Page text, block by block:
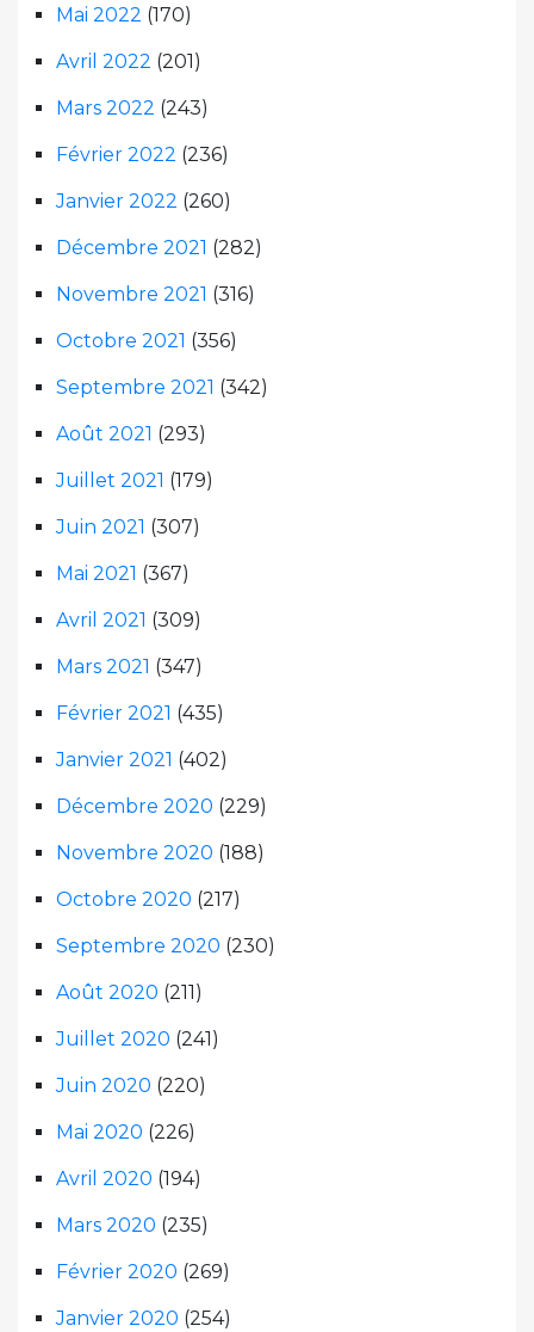
Mai 2022 (170)
Avril 2022 (201)
Mars 2022 (243)
Février 2022 (236)
Janvier 2022 (260)
Décembre 2021 (282)
Novembre 2021 (316)
Octobre 2021 (356)
Septembre 2021 (342)
Août 2021 (293)
Juillet 2021 (179)
Juin 2021 (307)
Mai 2021 (367)
Avril 2021 (309)
Mars 2021 (347)
Février 2021 (435)
Janvier 2021 (402)
Décembre 2020 (229)
Novembre 2020 (188)
Octobre 2020 (217)
Septembre 2020 (230)
Août 2020 (211)
Juillet 2020 (241)
Juin 2020 (220)
Mai 2020 (226)
Avril 2020 (194)
Mars 2020 (235)
Février 2020 (269)
Janvier 2020 (254)